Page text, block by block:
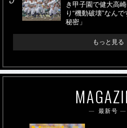
き甲子園で健大高
り“機動破壊”なん
秘密」
もっと見る
最新号